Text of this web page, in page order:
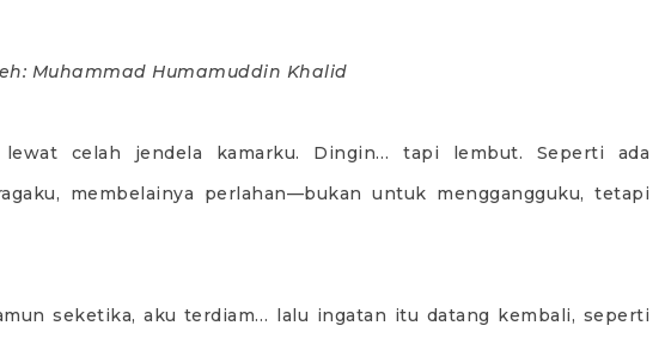
Muhammad Humamuddin Khalid
celah jendela kamarku. Dingin… tapi lembut. Seperti ada
membelainya perlahan—bukan untuk menggangguku, tetapi
seketika, aku terdiam… lalu ingatan itu datang kembali, seperti